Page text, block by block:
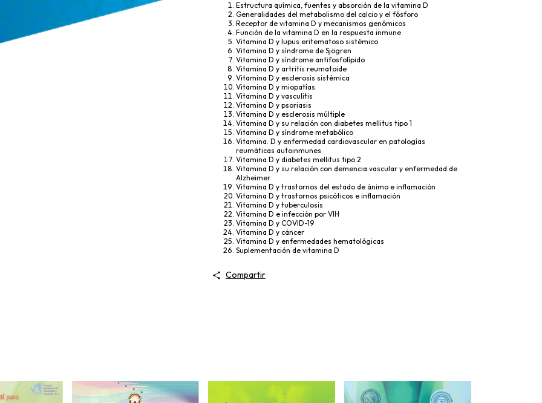
Estructura química, fuentes y absorción de la vitamina D
Generalidades del metabolismo del calcio y el fósforo
Receptor de vitamina D y mecanismos genómicos
Función de la vitamina D en la respuesta inmune
Vitamina D y lupus eritematoso sistémico
Vitamina D y síndrome de Sjögren
Vitamina D y síndrome antifosfolípido
Vitamina D y artritis reumatoide
Vitamina D y esclerosis sistémica
Vitamina D y miopatías
Vitamina D y vasculitis
Vitamina D y psoriasis
Vitamina D y esclerosis múltiple
Vitamina D y su relación con diabetes mellitus tipo 1
Vitamina D y síndrome metabólico
Vitamina. D y enfermedad cardiovascular en patologías
reumáticas autoinmunes
Vitamina D y diabetes mellitus tipo 2
Vitamina D y su relación con demencia vascular y enfermedad de
Alzheimer
Vitamina D y trastornos del estado de ánimo e inflamación
Vitamina D y trastornos psicóticos e inflamación
Vitamina D y tuberculosis
Vitamina D e infección por VIH
Vitamina D y COVID-19
Vitamina D y cáncer
Vitamina D y enfermedades hematológicas
Suplementación de vitamina D
Compartir